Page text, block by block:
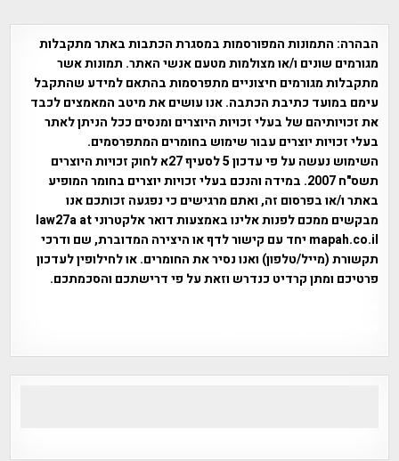
הבהרה: התמונות המפורסמות במסגרת הכתבות באתר מתקבלות
מגורמים שונים ו/או מצולמות מטעם אנשי האתר. תמונות אשר
מתקבלות מגורמים חיצוניים מתפרסמות בהתאם למידע שהתקבל
עימם במועד כתיבת הכתבה. אנו עושים את מיטב המאמצים לכבד
את זכויותיהם של בעלי זכויות היוצרים ומנסים ככל הניתן לאתר
בעלי זכויות יוצרים עבור שימוש בחומרים המתפרסמים.
השימוש נעשה על פי עדכון 5 לסעיף 27א לחוק זכויות היוצרים
תשס"ח 2007. במידה והנכם בעלי זכויות יוצרים בחומר המופיע
באתר ו/או בפרסום זה, ואתם מרגישים כי נפגעה זכותכם אנו
מבקשים ממכם לפנות אלינו באמצעות דואר אלקטרוני law27a at
mapah.co.il יחד עם קישור לדף או היצירה המדוברת, שם ודרכי
תקשורת (מייל/טלפון) ואנו נסיר את החומרים. או לחילופין לעדכון
פרטיכם ומתן קרדיט כנדרש וזאת על פי דרישתכם והסכמתכם.